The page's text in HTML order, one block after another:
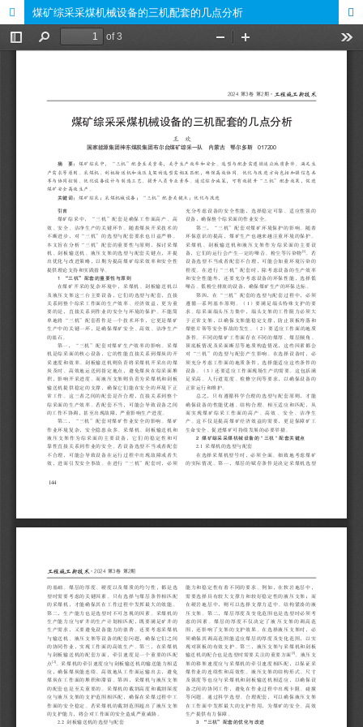
煤矿综采采煤机械设备的三机配套的几点分析